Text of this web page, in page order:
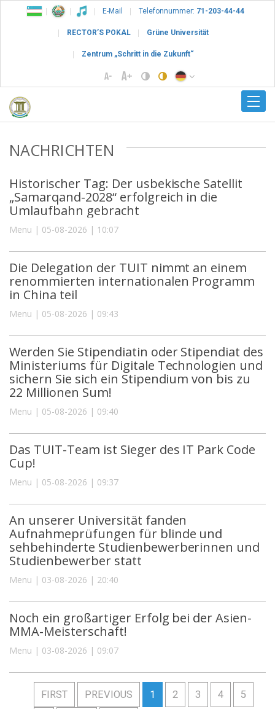
E-Mail Telefonnummer: 71-203-44-44
RECTOR’S POKAL Grüne Universität
Zentrum „Schritt in die Zukunft“
NACHRICHTEN
Historischer Tag: Der usbekische Satellit
„Samarqand-2028“ erfolgreich in die
Umlaufbahn gebracht
Menu | 05-08-2026 | 10:07
Die Delegation der TUIT nimmt an einem
renommierten internationalen Programm
in China teil
Menu | 05-08-2026 | 09:43
Werden Sie Stipendiatin oder Stipendiat des
Ministeriums für Digitale Technologien und
sichern Sie sich ein Stipendium von bis zu
22 Millionen Sum!
Menu | 05-08-2026 | 09:40
Das TUIT-Team ist Sieger des IT Park Code
Cup!
Menu | 05-08-2026 | 09:37
An unserer Universität fanden
Aufnahmeprüfungen für blinde und
sehbehinderte Studienbewerberinnen und
Studienbewerber statt
Menu | 03-08-2026 | 20:40
Noch ein großartiger Erfolg bei der Asien-
MMA-Meisterschaft!
Menu | 03-08-2026 | 09:07
FIRST PREVIOUS 1 2 3 4 5